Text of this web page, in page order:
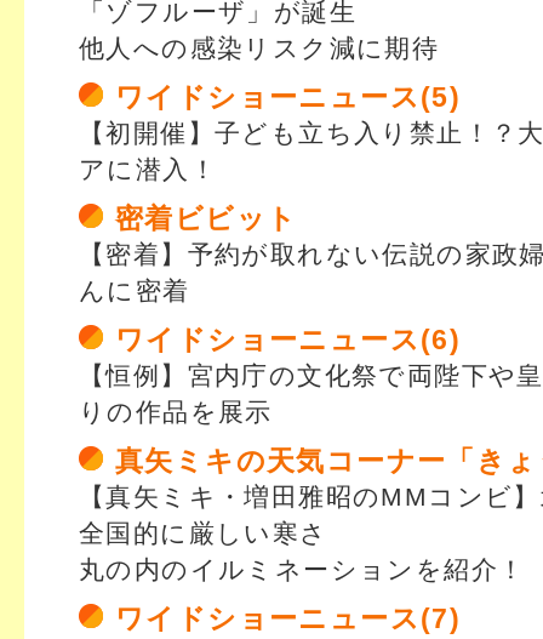
「ゾフルーザ」が誕生
他人への感染リスク減に期待
ワイドショーニュース(5)
【初開催】子ども立ち入り禁止！？
アに潜入！
密着ビビット
【密着】予約が取れない伝説の家政
んに密着
ワイドショーニュース(6)
【恒例】宮内庁の文化祭で両陛下や
りの作品を展示
真矢ミキの天気コーナー「き
【真矢ミキ・増田雅昭のMMコンビ
全国的に厳しい寒さ
丸の内のイルミネーションを紹介！
ワイドショーニュース(7)